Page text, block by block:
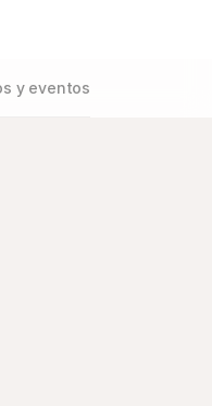
y eventos